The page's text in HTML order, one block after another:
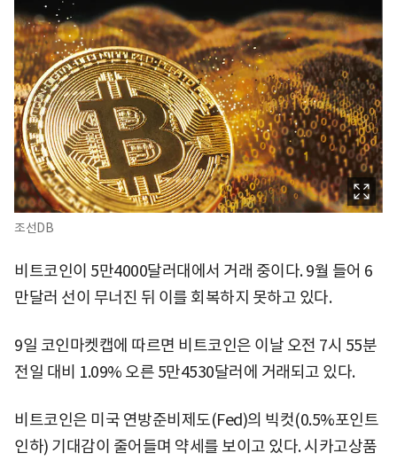
조선DB
비트코인이 5만4000달러대에서 거래 중이다. 9월 들어 6
만달러 선이 무너진 뒤 이를 회복하지 못하고 있다.
9일 코인마켓캡에 따르면 비트코인은 이날 오전 7시 55분
전일 대비 1.09% 오른 5만4530달러에 거래되고 있다.
비트코인은 미국 연방준비제도(Fed)의 빅컷(0.5%포인트
인하) 기대감이 줄어들며 약세를 보이고 있다. 시카고상품